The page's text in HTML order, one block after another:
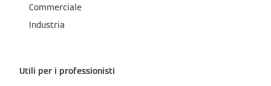
Commerciale
Industria
Utili per i professionisti